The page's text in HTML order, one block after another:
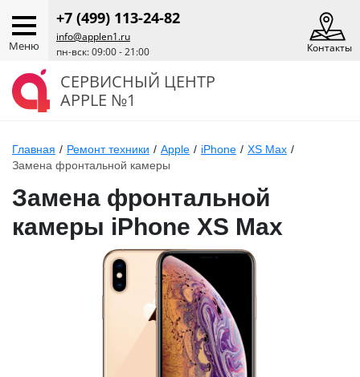
Меню
+7 (499) 113-24-82
info@applen1.ru
пн-вск: 09:00 - 21:00
Контакты
СЕРВИСНЫЙ ЦЕНТР
APPLE №1
Главная / Ремонт техники / Apple / iPhone / XS Max /
Замена фронтальной камеры
Замена фронтальной
камеры iPhone XS Max